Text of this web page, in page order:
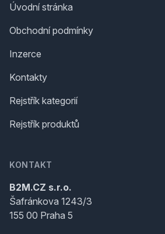
Úvodní stránka
Obchodní podmínky
Inzerce
Kontakty
Rejstřík kategorií
Rejstřík produktů
KONTAKT
B2M.CZ s.r.o.
Šafránkova 1243/3
155 00 Praha 5